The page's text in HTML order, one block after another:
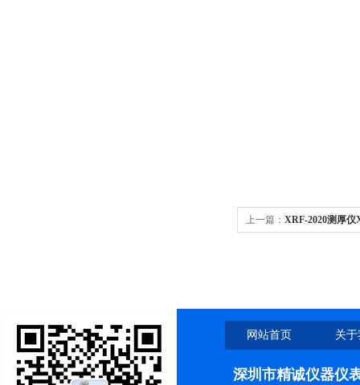
上一篇： XRF-2020测厚
网站首页 关
深圳市精诚仪器仪